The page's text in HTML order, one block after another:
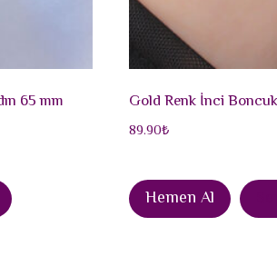
65 mm
Gold Renk İnci
89.90₺
Hemen Al